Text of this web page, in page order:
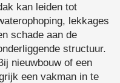
kan leiden tot
lekkages
schade aan de
structuur.
nieuwbouw of een
een vakman in te